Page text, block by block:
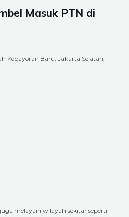
Masuk PTN di
Kebayoran Baru, Jakarta Selatan,
melayani wilayah sekitar seperti